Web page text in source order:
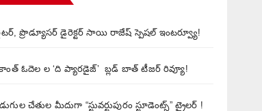
ప్రొడ్యూసర్ డైరెక్టర్ సాయి రాజేష్ స్పెషల్ ఇంటర్వ్యూ!
ఓదెల ల ‘ది ప్యారడైజ్’ బ్లడ్ బాత్ టీజర్ రివ్యూ!
చేతుల మీదుగా “స్టువర్టుపురం స్టూడెంట్స్” ట్రైలర్ !